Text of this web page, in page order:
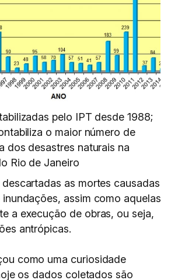
pelo IPT desde 1988;
o maior número de
dos desastres naturais na
Rio de Janeiro
as mortes causadas
assim como aquelas
a execução de obras, ou seja,
antrópicas.
como uma curiosidade
os dados coletados são